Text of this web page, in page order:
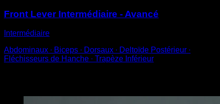
Front Lever Intermédiaire - Avancé
Intermédiaire
Abdominaux ∙ Biceps ∙ Dorsaux ∙ Deltoïde Postérieur ∙
Fléchisseurs de Hanche ∙ Trapèze Inférieur